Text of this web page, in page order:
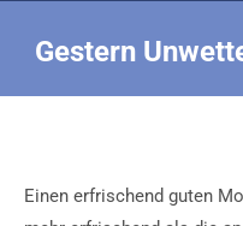
Gestern
Einen erfrischend guten